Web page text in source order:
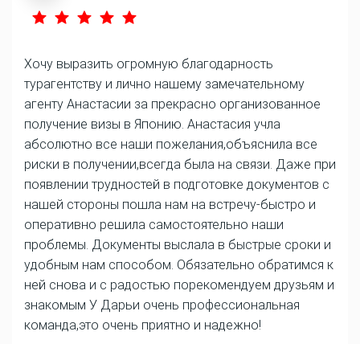
Хочу выразить огромную благодарность
турагентству и лично нашему замечательному
агенту Анастасии за прекрасно организованное
получение визы в Японию. Анастасия учла
абсолютно все наши пожелания,объяснила все
риски в получении,всегда была на связи. Даже при
появлении трудностей в подготовке документов с
нашей стороны пошла нам на встречу-быстро и
оперативно решила самостоятельно наши
проблемы. Документы выслала в быстрые сроки и
удобным нам способом. Обязательно обратимся к
ней снова и с радостью порекомендуем друзьям и
знакомым У Дарьи очень профессиональная
команда,это очень приятно и надежно!